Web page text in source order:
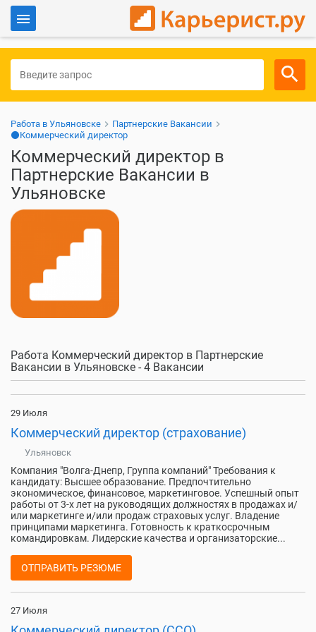
Для работодателей
Работа в Ульяновске
Партнерские Вакансии
⚫Коммерческий директор
Коммерческий директор в
Партнерские Вакансии в
Ульяновске
Работа Коммерческий директор в Партнерские
Вакансии в Ульяновске - 4 Вакансии
29 Июля
Коммерческий директор (страхование)
Ульяновск
Компания "Волга-Днепр, Группа компаний" Требования к
кандидату: Высшее образование. Предпочтительно
экономическое, финансовое, маркетинговое. Успешный опыт
работы от 3-х лет на руководящих должностях в продажах и/
или маркетинге и/или продаж страховых услуг. Владение
принципами маркетинга. Готовность к краткосрочным
командировкам. Лидерские качества и организаторские...
ОТПРАВИТЬ РЕЗЮМЕ
27 Июля